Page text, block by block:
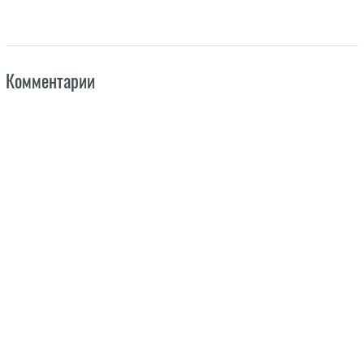
Комментарии